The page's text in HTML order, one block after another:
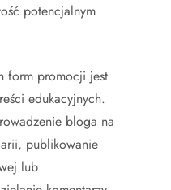
potencjalnym
form promocji jest
edukacyjnych.
bloga na
publikowanie
lub